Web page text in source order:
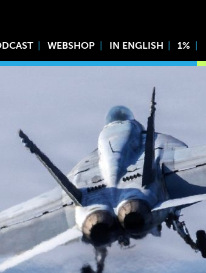
WEBSHOP IN ENGLISH 1%